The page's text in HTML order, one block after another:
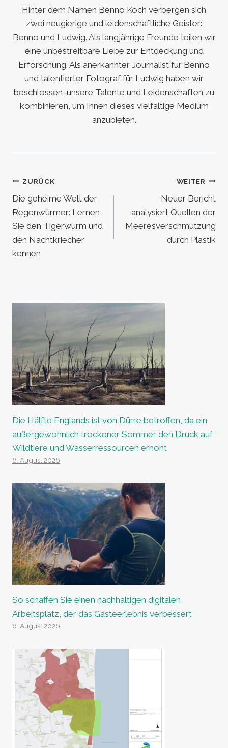
Hinter dem Namen Benno Koch verbergen sich
zwei neugierige und leidenschaftliche Geister:
Benno und Ludwig. Als langjährige Freunde teilen wir
eine unbestreitbare Liebe zur Entdeckung und
Erforschung. Als anerkannter Journalist für Benno
und talentierter Fotograf für Ludwig haben wir
beschlossen, unsere Talente und Leidenschaften zu
kombinieren, um Ihnen dieses vielfältige Medium
anzubieten.
Beitragsnavigation
ZURÜCK
Die geheime Welt der
Regenwürmer: Lernen
Sie den Tigerwurm und
den Nachtkriecher
kennen
WEITER
Neuer Bericht
analysiert Quellen der
Meeresverschmutzung
durch Plastik
Die Hälfte Englands ist von Dürre betroffen, da ein
außergewöhnlich trockener Sommer den Druck auf
Wildtiere und Wasserressourcen erhöht
6. August 2026
So schaffen Sie einen nachhaltigen digitalen
Arbeitsplatz, der das Gästeerlebnis verbessert
6. August 2026